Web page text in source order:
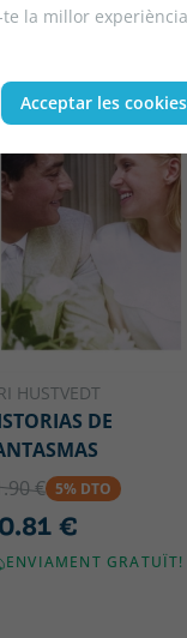
la millor
Acceptar les cookies
HUSTVEDT
DE
€ 5% DTO
€
ENVIAMENT GRATUÏT!